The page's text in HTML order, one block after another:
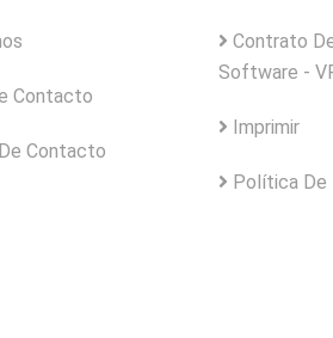
Contacto
Contacto
Contrato
Software -
Imprimir
Política De